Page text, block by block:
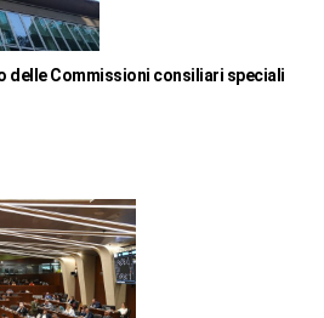
delle Commissioni consiliari speciali